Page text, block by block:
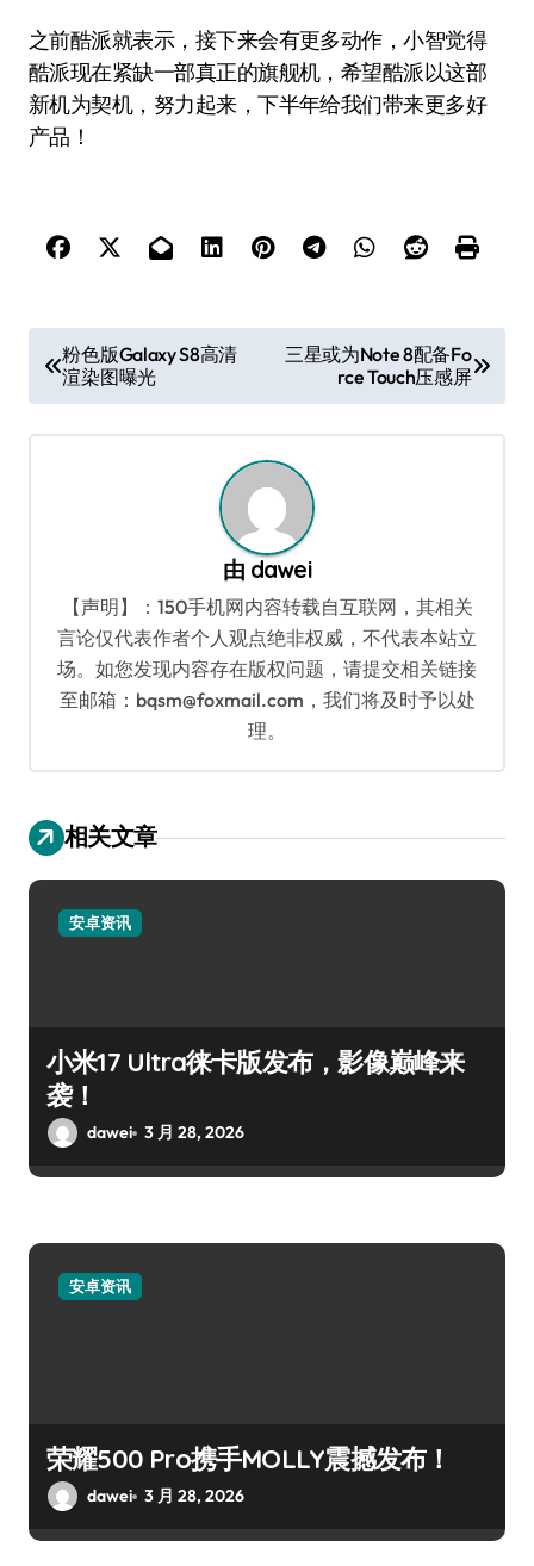
之前酷派就表示，接下来会有更多动作，小智觉得
酷派现在紧缺一部真正的旗舰机，希望酷派以这部
新机为契机，努力起来，下半年给我们带来更多好
产品！
章
导
粉色版Galaxy S8高清
渲染图曝光
三星或为Note 8配备Fo
rce Touch压感屏
由 dawei
【声明】：150手机网内容转载自互联网，其相关
言论仅代表作者个人观点绝非权威，不代表本站立
场。如您发现内容存在版权问题，请提交相关链接
至邮箱：bqsm@foxmail.com，我们将及时予以处
理。
相关文章
安卓资讯
小米17 Ultra徕卡版发布，影像巅峰来
袭！
dawei 3 月 28, 2026
安卓资讯
荣耀500 Pro携手MOLLY震撼发布！
dawei 3 月 28, 2026